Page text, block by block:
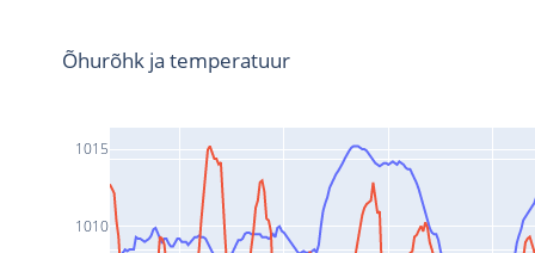
1010
1015
Õhurõhk ja temperatuur